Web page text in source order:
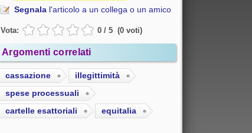
Segnala l'articolo a un collega o un amico
Vota: 0 / 5 (0 voti)
Argomenti correlati
cassazione
illegittimità
spese processuali
cartelle esattoriali
equitalia